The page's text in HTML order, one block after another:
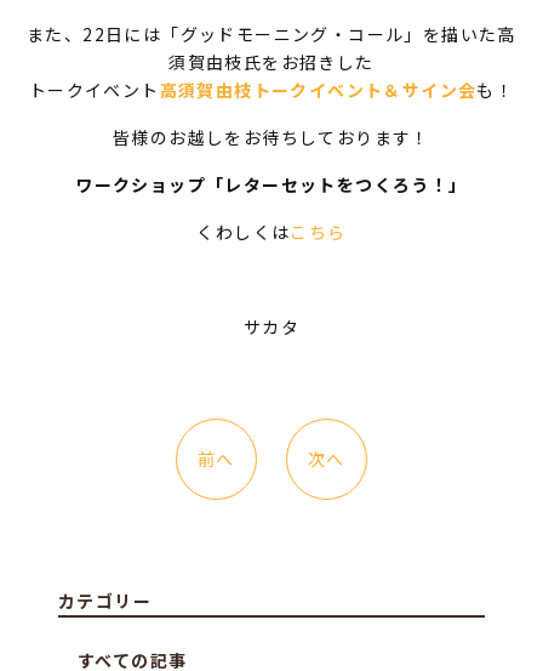
また、22日には「グッドモーニング・コール」を描いた高
須賀由枝氏をお招きした
トークイベント 高須賀由枝トークイベント＆サイン会も！
皆様のお越しをお待ちしております！
ワークショップ「レターセットをつくろう！」
くわしくはこちら
サカタ
前へ 次へ
カテゴリー
すべての記事